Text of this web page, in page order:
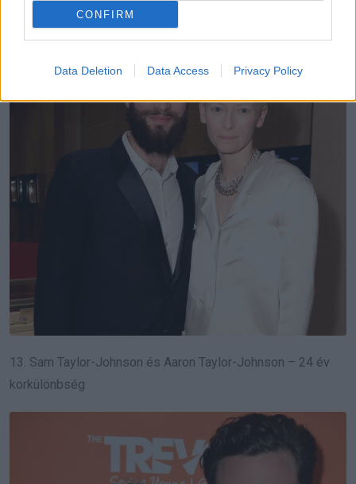
CONFIRM
Data Deletion Data Access Privacy Policy
12. Tilda Swinton és Sandro Kopp – 18 év különbség
13. Sam Taylor-Johnson és Aaron Taylor-Johnson – 24 év
korkülönbség